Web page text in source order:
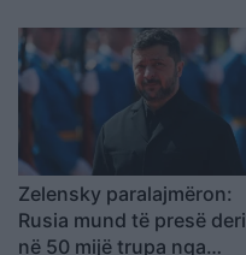
së Dytë Botërore
Zelensky paralajmëron:
Rusia mund të presë deri
në 50 mijë trupa nga